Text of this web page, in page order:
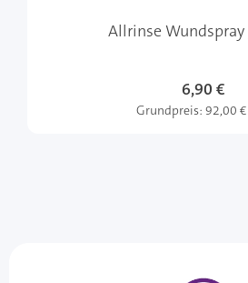
Allrinse
6,90 €
Grundpreis: 92,00